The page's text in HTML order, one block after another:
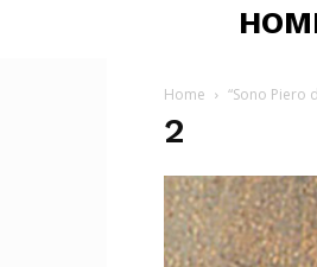
Home “Sono Piero
2